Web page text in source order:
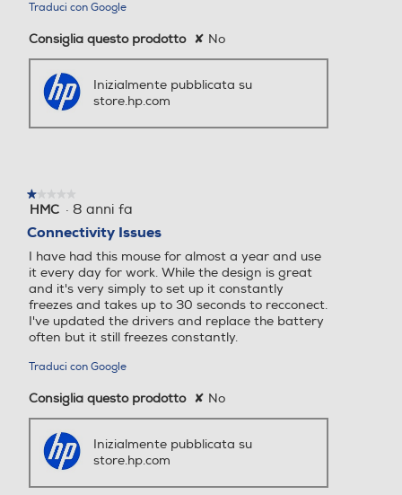
Traduci con Google
Consiglia questo prodotto ✘ No
Inizialmente pubblicata su
store.hp.com
★★★★★
★★★★★
1
5
stelle.
HMC · 8 anni fa
Connectivity Issues
I have had this mouse for almost a year and use
it every day for work. While the design is great
and it's very simply to set up it constantly
freezes and takes up to 30 seconds to recconect.
I've updated the drivers and replace the battery
often but it still freezes constantly.
Traduci con Google
Consiglia questo prodotto ✘ No
Inizialmente pubblicata su
store.hp.com